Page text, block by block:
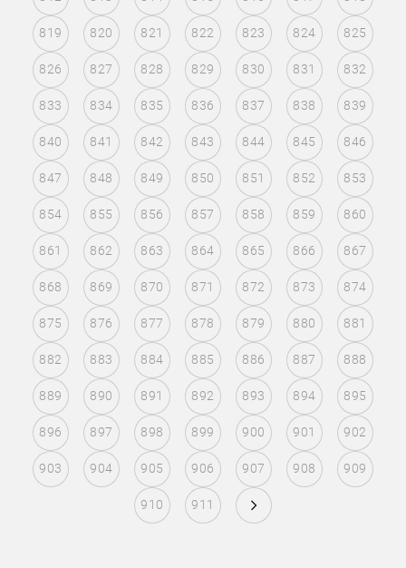
819 820 821 822 823 824 825
826 827 828 829 830 831 832
833 834 835 836 837 838 839
840 841 842 843 844 845 846
847 848 849 850 851 852 853
854 855 856 857 858 859 860
861 862 863 864 865 866 867
868 869 870 871 872 873 874
875 876 877 878 879 880 881
882 883 884 885 886 887 888
889 890 891 892 893 894 895
896 897 898 899 900 901 902
903 904 905 906 907 908 909
910 911